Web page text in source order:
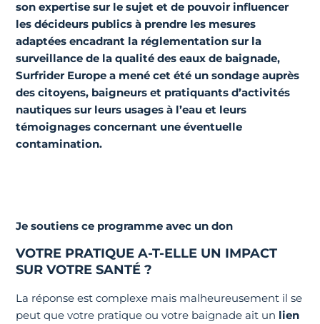
son expertise sur le sujet et de pouvoir influencer
les décideurs publics à prendre les mesures
adaptées encadrant la réglementation sur la
surveillance de la qualité des eaux de baignade,
Surfrider Europe a mené cet été un sondage auprès
des citoyens, baigneurs et pratiquants d’activités
nautiques sur leurs usages à l’eau et leurs
témoignages concernant une éventuelle
contamination.
Je soutiens ce programme avec un don
VOTRE PRATIQUE A-T-ELLE UN IMPACT
SUR VOTRE SANTÉ ?
La réponse est complexe mais malheureusement il se
peut que votre pratique ou votre baignade ait un lien